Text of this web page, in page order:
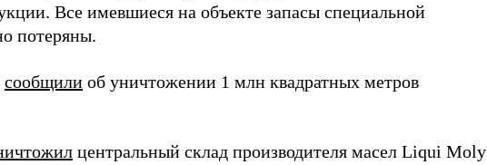
Все имевшиеся на объекте запасы специальной
потеряны.
сообщили об уничтожении 1 млн квадратных метров
центральный склад производителя масел Liqui Moly